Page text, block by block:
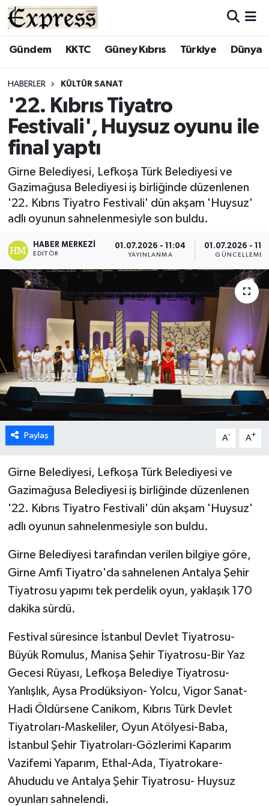
Gündem KKTC Güney Kıbrıs Türkiye Dünya
HABERLER KÜLTÜR SANAT
'22. Kıbrıs Tiyatro
Festivali', Huysuz oyunu ile
final yaptı
Girne Belediyesi, Lefkoşa Türk Belediyesi ve
Gazimağusa Belediyesi iş birliğinde düzenlenen
'22. Kıbrıs Tiyatro Festivali' dün akşam 'Huysuz'
adlı oyunun sahnelenmesiyle son buldu.
HABER MERKEZI
EDITÖR
01.07.2026 - 11:04
YAYINLANMA
01.07.2026 -
GÜNCELLEME
Paylaş A- A+
Girne Belediyesi, Lefkoşa Türk Belediyesi ve
Gazimağusa Belediyesi iş birliğinde düzenlenen
'22. Kıbrıs Tiyatro Festivali' dün akşam 'Huysuz'
adlı oyunun sahnelenmesiyle son buldu.
Girne Belediyesi tarafından verilen bilgiye göre,
Girne Amfi Tiyatro'da sahnelenen Antalya Şehir
Tiyatrosu yapımı tek perdelik oyun, yaklaşık 170
dakika sürdü.
Festival süresince İstanbul Devlet Tiyatrosu-
Büyük Romulus, Manisa Şehir Tiyatrosu-Bir Yaz
Gecesi Rüyası, Lefkoşa Belediye Tiyatrosu-
Yanlışlık, Aysa Prodüksiyon- Yolcu, Vigor Sanat-
Hadi Öldürsene Canikom, Kıbrıs Türk Devlet
Tiyatroları-Maskeliler, Oyun Atölyesi-Baba,
İstanbul Şehir Tiyatroları-Gözlerimi Kaparım
Vazifemi Yaparım, Ethal-Ada, Tiyatrokare-
Ahududu ve Antalya Şehir Tiyatrosu- Huysuz
oyunları sahnelendi.
ALAYKÖY
BİLİM
ÇATALKÖY
DÜNYA
EĞİTİM
ESENTEPE
GAZİMAĞUSA
GİRNE
GÜNDEM
GÜNEY KIBRIS
İÇ HABERLER
KÜLTÜR SANAT
LAPTA
LEFKOŞA
MAGAZİN
Nöbetçi Eczaneler
SAĞLIK
SİYASET
TATLISU
TEKNOLOJİ
Hava Durumu
Süper Lig Puan Durumu ve Fikstür
Tüm Manşetler
Son Dakika Haberleri
Haber Arşivi